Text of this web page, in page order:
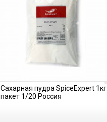
Сахарная пудра SpiceExpert 1кг
пакет 1/20 Россия